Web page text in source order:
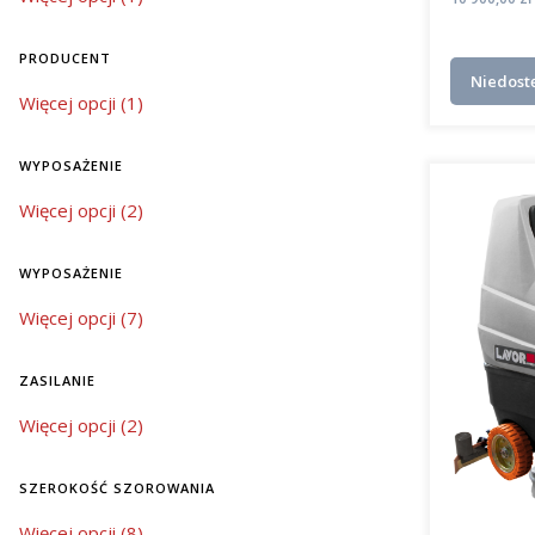
PRODUCENT
Producent
Więcej opcji (1)
WYPOSAŻENIE
wyposażenie
Więcej opcji (2)
WYPOSAŻENIE
wyposażenie
Więcej opcji (7)
ZASILANIE
zasilanie
Więcej opcji (2)
SZEROKOŚĆ SZOROWANIA